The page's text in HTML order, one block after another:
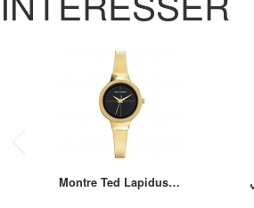
Montre Ted Lapidus…